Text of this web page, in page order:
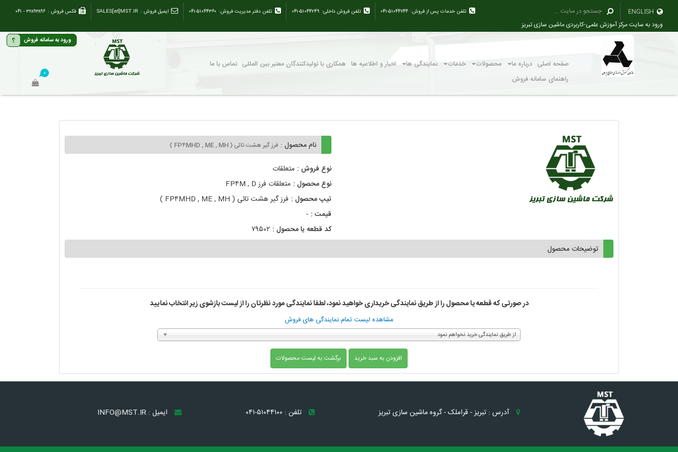
فکس فروش : ۳۲۸۹۳۸۹۶ - ۰۴۱ ایمیل فروش : SALES[at]MST.IR تلفن دفتر مدیریت فروش: ۰۴۱-۵۱۰۴۴۳۶۰ تلفن فروش داخلی: ۰۴۱-۵۱۰۴۴۲۴۹ تلفن خدمات پس از فروش: ۰۴۱-۵۱۰۴۴۷۴۴
ورود به سایت مرکز آموزش علمی-کاربردی ماشین سازی تبریز
صفحه اصلی درباره ما محصولات خدمات نمایندگی ها اخبار و اطلاعیه ها همکاری با تولیدکنندگان معتبر بین المللی تماس با ما
راهنمای سامانه فروش
ورود به سامانه فروش ؟
۰
نام محصول : فرز گیر هشت تائی ( FP۴MHD , ME , MH )
نوع فروش : متعلقات
نوع محصول : متعلقات فرز FP۴M , D
تیپ محصول : فرز گیر هشت تائی ( FP۴MHD , ME , MH )
قیمت : -
کد قطعه یا محصول : ۷۹۵۰۲
توضیحات محصول
در صورتی که قطعه یا محصول را از طریق نمایندگی خریداری خواهید نمود، لطفا نمایندگی مورد نظرتان را از لیست بازشوی زیر انتخاب نمایید
مشاهده لیست تمام نمایندگی های فروش
از طریق نمایندگی خرید نخواهم نمود
افزودن به سبد خرید برگشت به لیست محصولات
آدرس : تبریز - قراملک - گروه ماشین سازی تبریز تلفن : ۵۱۰۴۴۱۰۰-۰۴۱ ایمیل : INFO@MST.IR